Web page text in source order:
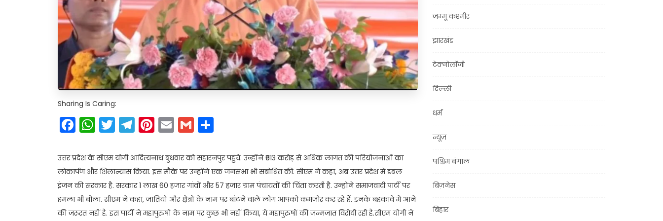
Sharing Is Caring:
Facebook
WhatsApp
Twitter
Telegram
Pinterest
EmailGmail
उत्तर प्रदेश के सीएम योगी आदित्यनाथ बुधवार को सहारनपुर पहुंचे. उन्होंने ₹613 करोड़ से अधिक लागत की परियोजनाओं का
लोकार्पण और शिलान्यास किया. इस मौके पर उन्होंने एक जनसभा भी संबोधित की. सीएम ने कहा, अब उत्तर प्रदेश में डबल
इंजन की सरकार है. सरकार 1 लाख 60 हजार गांवों और 57 हजार ग्राम पंचायतों की चिंता करती है. उन्होंने समाजवादी पार्टी पर
हमला भी बोला. सीएम ने कहा, जातियों और क्षेत्रों के नाम पर बांटने वाले लोग आपको कमजोर कर रहे हैं. इनके बहकावे में आने
की जरूरत नहीं है. इस पार्टी ने महापुरुषों के नाम पर कुछ भी नहीं किया, ये महापुरुषों की जन्मजात विरोधी रही है.सीएम योगी ने
जम्मू कश्मीर
झारखंड
टेक्नोलॉजी
दिल्ली
धर्म
न्यूज़
पश्चिम बंगाल
बिज़नेस
बिहार